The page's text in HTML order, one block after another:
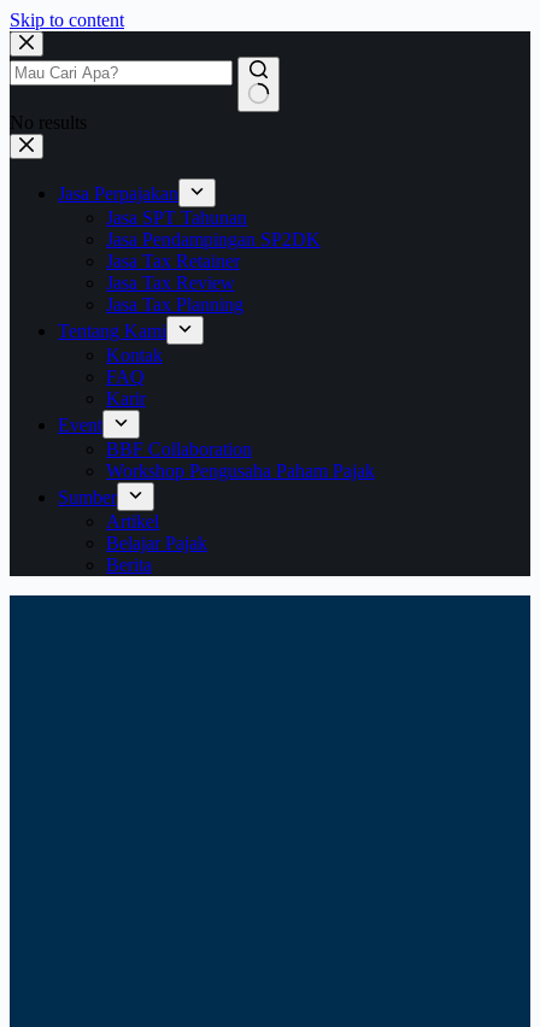
Skip to content
No results
Jasa Perpajakan
Jasa SPT Tahunan
Jasa Pendampingan SP2DK
Jasa Tax Retainer
Jasa Tax Review
Jasa Tax Planning
Tentang Kami
Kontak
FAQ
Karir
Event
BBF Collaboration
Workshop Pengusaha Paham Pajak
Sumber
Artikel
Belajar Pajak
Berita